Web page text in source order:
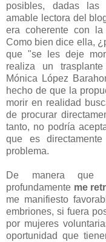
posibles, dadas las
amable lectora del
era coherente con
Como bien dice ella,
que "se les deje
realiza un
Mónica López
hecho de que la
morir en realidad
de procurar
tanto, no podría
que es
problema.
De manera que
profundamente me
me manifiesto
embriones, si fuera
por mujeres
oportunidad que